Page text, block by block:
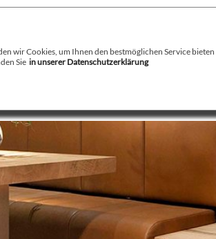
wir Cookies, um Ihnen den bestmöglichen Service
Sie in unserer Datenschutzerklärung